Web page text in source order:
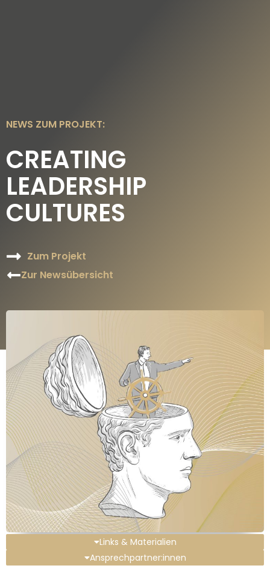
NEWS ZUM PROJEKT:
CREATING
LEADERSHIP
CULTURES
Zum Projekt
Zur Newsübersicht
Links & Materialien
Ansprechpartner:innen